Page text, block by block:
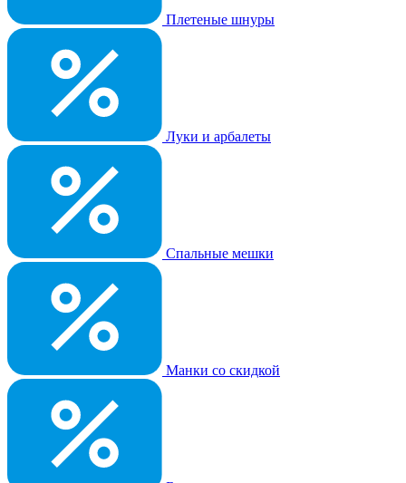
Плетеные шнуры
Луки и арбалеты
Спальные мешки
Манки со скидкой